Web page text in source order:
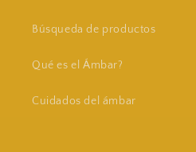
Búsqueda de productos
Qué es el Ámbar?
Cuidados del ámbar